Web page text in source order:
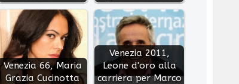
Venezia 66, Maria
Grazia Cucinotta
Venezia 2011,
Leone d'oro alla
carriera per Marco